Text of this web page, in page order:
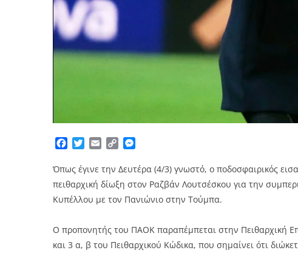
Facebook
TwitterEmailCopy
Όπως έγινε την Δευτέρα (4/3) γνωστό, ο ποδοσφαιρικός
πειθαρχική δίωξη στον Ραζβάν Λουτσέσκου για την
Κυπέλλου με τον Πανιώνιο στην Τούμπα.
Ο προπονητής του ΠΑΟΚ παραπέμπεται στην Πειθαρχική
και 3 α, β του Πειθαρχικού Κώδικα, που σημαίνει ότι